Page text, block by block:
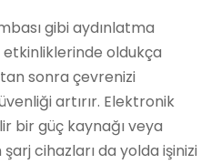
gibi aydınlatma
oldukça
sonra çevrenizi
artırır. Elektronik
bir güç kaynağı veya
cihazları da yolda işinizi